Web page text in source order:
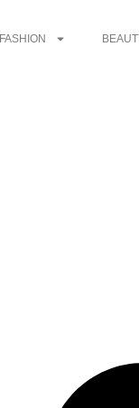
FASHION